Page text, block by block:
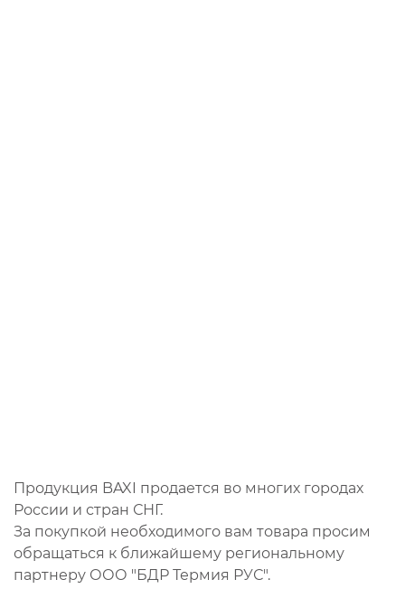
Продукция BAXI продается во многих городах
России и стран СНГ.
За покупкой необходимого вам товара просим
обращаться к ближайшему региональному
партнеру ООО "БДР Термия РУС".